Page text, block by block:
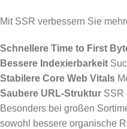
Mit SSR verbessern Sie
Schnellere Time to First
Bessere Indexierbarkeit
Stabilere Core Web Vitals
Saubere URL-Struktur SSR
Besonders bei großen
sowohl bessere organische